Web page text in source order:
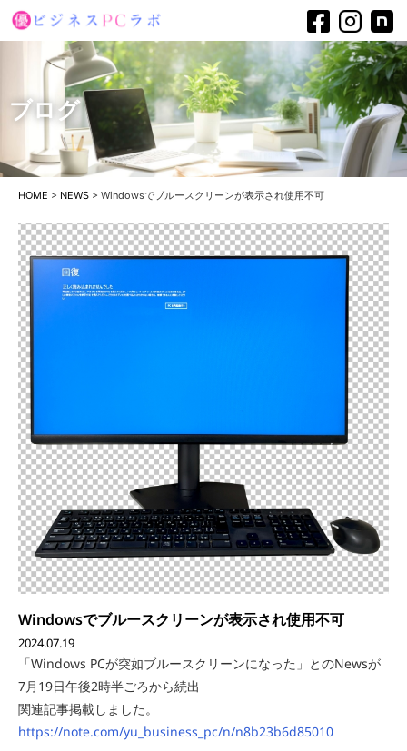
ブログ
HOME > NEWS > Windowsでブルースクリーンが表示され使用不可
Windowsでブルースクリーンが表示され使用不可
2024.07.19
「Windows PCが突如ブルースクリーンになった」とのNewsが
7月19日午後2時半ごろから続出
関連記事掲載しました。
https://note.com/yu_business_pc/n/n8b23b6d85010